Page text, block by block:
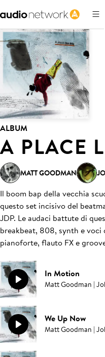
ALBUM
A PLACE
MATT GOODMAN
Il boom bap della vecchia
questo set incisivo del
JDP. Le audaci battute di
breakbeat, 808, synth e voci
pianoforte, flauto FX e
In Motion
Matt Goodman |
We Up Now
Matt Goodman |